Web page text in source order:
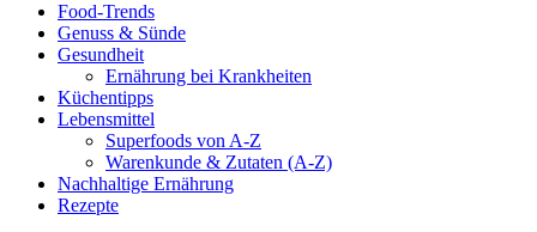
Food-Trends
Genuss & Sünde
Gesundheit
Ernährung bei Krankheiten
Küchentipps
Lebensmittel
Superfoods von A-Z
Warenkunde & Zutaten (A-Z)
Nachhaltige Ernährung
Rezepte